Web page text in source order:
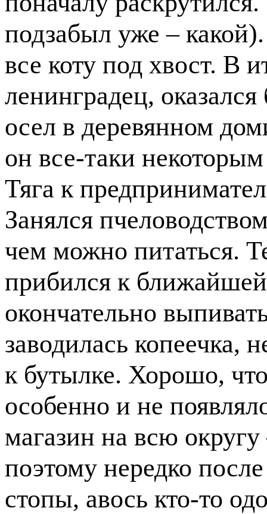
подзабыл уже –
все коту под хвост. В
ленинградец,
осел в деревянном
он все-таки
Тяга к
Занялся
чем можно питаться.
прибился к
окончательно
заводилась копеечка,
к бутылке. Хорошо,
особенно и не
магазин на всю
поэтому нередко
стопы, авось кто-то